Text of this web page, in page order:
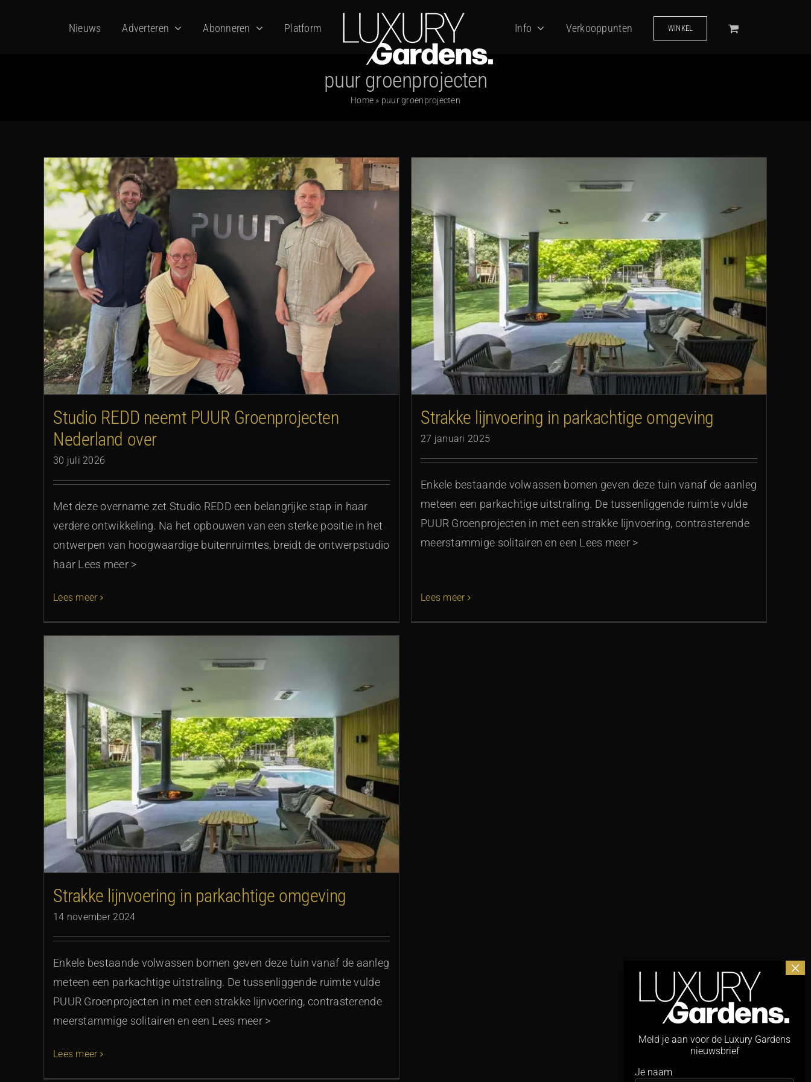
Nieuws Adverteren Abonneren Platform Info Verkooppunten WINKEL
puur groenprojecten
Home » puur groenprojecten
Studio REDD neemt PUUR Groenprojecten
Nederland over
30 juli 2026
Met deze overname zet Studio REDD een belangrijke stap in haar
verdere ontwikkeling. Na het opbouwen van een sterke positie in het
ontwerpen van hoogwaardige buitenruimtes, breidt de ontwerpstudio
haar Lees meer >
Lees meer
Strakke lijnvoering in parkachtige omgeving
Strakke lijnvoering in parkachtige omgeving
27 januari 2025
Enkele bestaande volwassen bomen geven deze tuin vanaf de aanleg
meteen een parkachtige uitstraling. De tussenliggende ruimte vulde
PUUR Groenprojecten in met een strakke lijnvoering, contrasterende
meerstammige solitairen en een Lees meer >
Lees meer
Strakke lijnvoering in parkachtige omgeving
14 november 2024
Enkele bestaande volwassen bomen geven deze tuin vanaf de aanleg
meteen een parkachtige uitstraling. De tussenliggende ruimte vulde
PUUR Groenprojecten in met een strakke lijnvoering, contrasterende
meerstammige solitairen en een Lees meer >
Lees meer
Meld je aan voor de Luxury Gardens
nieuwsbrief
Je naam